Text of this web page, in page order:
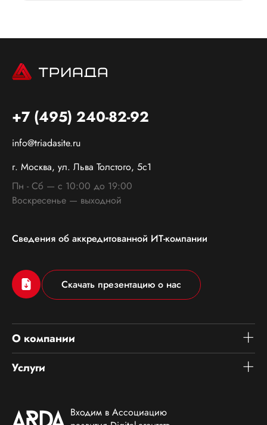
+7 (495) 240-82-92
info@triadasite.ru
г. Москва, ул. Льва Толстого, 5с1
Пн - Сб — с 10:00 до 19:00
Воскресенье — выходной
Сведения об аккредитованной ИТ-компании
Скачать презентацию о нас
О компании
Контакты
Экспертиза
Услуги
Разработка сайтовВходим в Ассоциацию